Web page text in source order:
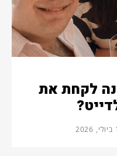
לקחת את